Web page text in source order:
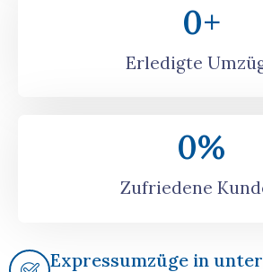
Erledigte
0+
Zufriedene
0%
Expressumzüge in